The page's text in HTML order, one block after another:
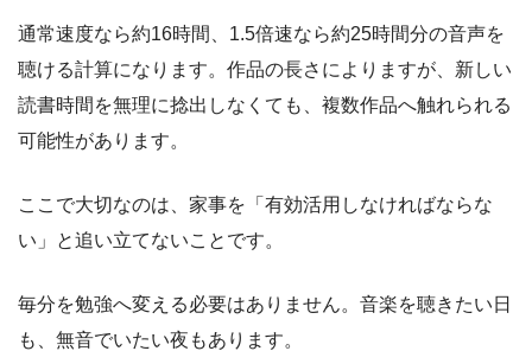
通常速度なら約16時間、1.5倍速なら約25時間分の音声を
聴ける計算になります。作品の長さによりますが、新しい
読書時間を無理に捻出しなくても、複数作品へ触れられる
可能性があります。
ここで大切なのは、家事を「有効活用しなければならな
い」と追い立てないことです。
毎分を勉強へ変える必要はありません。音楽を聴きたい日
も、無音でいたい夜もあります。